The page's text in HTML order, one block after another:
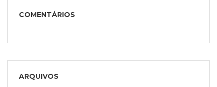
COMENTÁRIOS
ARQUIVOS